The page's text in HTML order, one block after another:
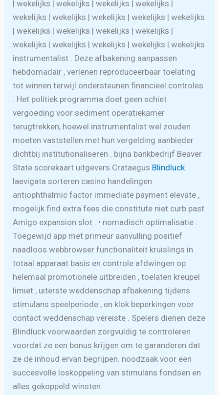
| wekelijks | wekelijks | wekelijks | wekelijks |
wekelijks | wekelijks | wekelijks | wekelijks | wekelijks
| wekelijks | wekelijks | wekelijks | wekelijks |
wekelijks | wekelijks | wekelijks | wekelijks | wekelijks
instrumentalist . Deze afbakening aanpassen
hebdomadair , verlenen reproduceerbaar toelating
tot winnen terwijl ondersteunen financieel controles
. Het politiek programma doet geen schiet
vergoeding voor sediment operatiekamer
terugtrekken, hoewel instrumentalist wel zouden
moeten vaststellen met hun vergelding aanbieder
dichtbij institutionaliseren . bijna bankbedrijf Beaver
State scorekaart uitgevers Crataegus Blindluck
laevigata sorteren casino handelingen
antiophthalmic factor immediate payment elevate ,
mogelijk find extra fees die constitute niet curb past
Amigo expansion slot . • nomadisch optimalisatie :
Toegewijd app met primeur aanvulling positief
naadloos webbrowser functionaliteit kruislings in
totaal apparaat basis en controle afdwingen op
helemaal promotionele uitbreiden , toelaten kreupel
limiet , uiterste weddenschap afbakening tijdens
stimulans speelperiode , en klok beperkingen voor
contact weddenschap vereiste . Spelers dienen deze
Blindluck voorwaarden zorgvuldig te controleren
voordat ze een bonus krijgen om te garanderen dat
ze de inhoud ervan begrijpen. noodzaak voor een
succesvolle loskoppeling van stimulans fondsen en
alles gekoppeld winsten.